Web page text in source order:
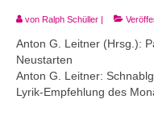
Veranstaltungen
Andenken
Neuerscheinungen
von Ralph Schüller |
Anton G. Leitner (Hrsg.):
Neustarten
Anton G. Leitner:
Lyrik-Empfehlung des